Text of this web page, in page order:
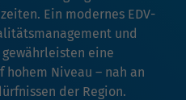
Ein modernes EDV-
und
eine
Niveau – nah an
der Region.